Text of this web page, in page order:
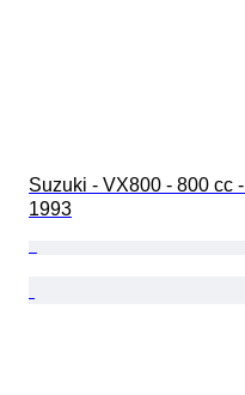
Suzuki - VX800 - 800 cc -
1993